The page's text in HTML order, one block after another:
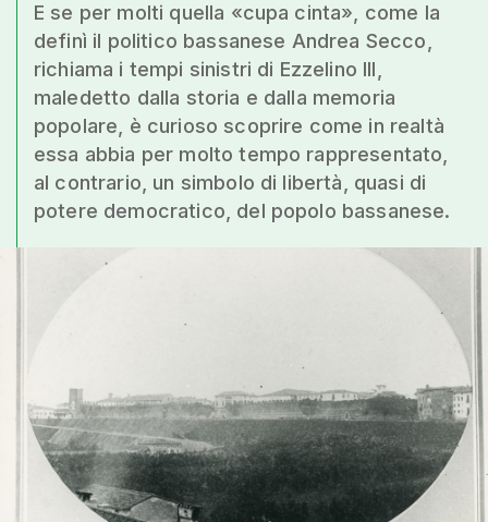
E se per molti quella «cupa cinta», come la
definì il politico bassanese Andrea Secco,
richiama i tempi sinistri di Ezzelino III,
maledetto dalla storia e dalla memoria
popolare, è curioso scoprire come in realtà
essa abbia per molto tempo rappresentato,
al contrario, un simbolo di libertà, quasi di
potere democratico, del popolo bassanese.